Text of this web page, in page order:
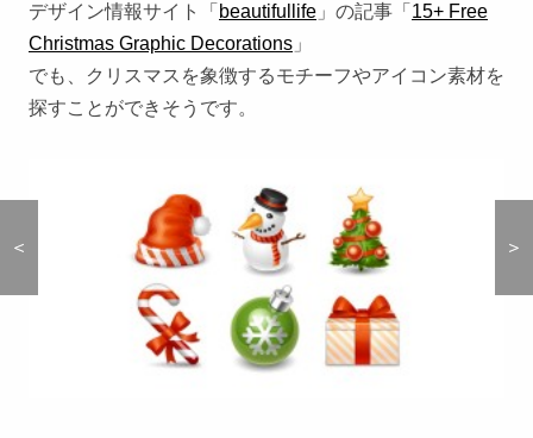
＜ ＞
デザイン情報サイト「 beautifullife 」の記事「 15+ Free
Christmas Graphic Decorations 」
でも、クリスマスを象徴するモチーフやアイコン素材を
探すことができそうです。
＜ ＞